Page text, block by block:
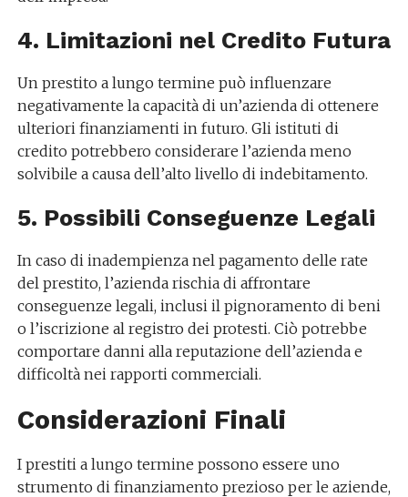
4. Limitazioni nel Credito Futura
Un prestito a lungo termine può influenzare
negativamente la capacità di un’azienda di ottenere
ulteriori finanziamenti in futuro. Gli istituti di
credito potrebbero considerare l’azienda meno
solvibile a causa dell’alto livello di indebitamento.
5. Possibili Conseguenze Legali
In caso di inadempienza nel pagamento delle rate
del prestito, l’azienda rischia di affrontare
conseguenze legali, inclusi il pignoramento di beni
o l’iscrizione al registro dei protesti. Ciò potrebbe
comportare danni alla reputazione dell’azienda e
difficoltà nei rapporti commerciali.
Considerazioni Finali
I prestiti a lungo termine possono essere uno
strumento di finanziamento prezioso per le aziende,